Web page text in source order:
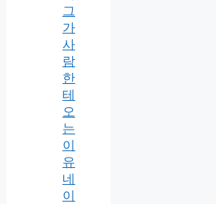
그
가
사
람
한
테
오
는
이
유
네
이